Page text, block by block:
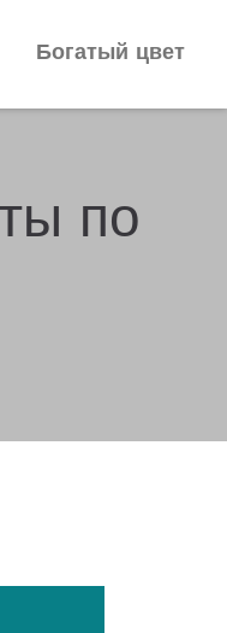
Богатый цвет
по